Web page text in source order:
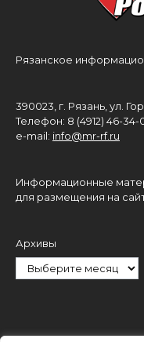
Рязанское
390023, г. Рязань, ул.
Телефон: 8 (4912) 46-34-
e-mail: info@mr-rf.ru
Информационные
для размещения на
Архивы